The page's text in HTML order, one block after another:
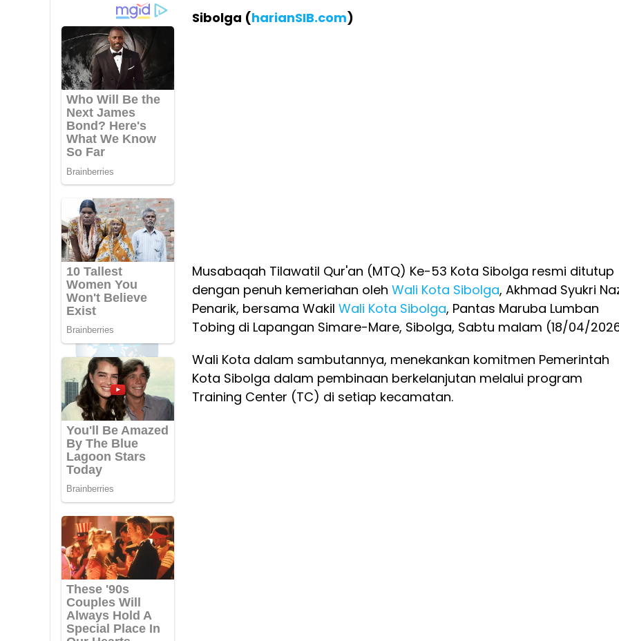
Sibolga (harianSIB.com)
Musabaqah Tilawatil Qur'an (MTQ) Ke-53 Kota Sibolga resmi ditutup
dengan penuh kemeriahan oleh Wali Kota Sibolga, Akhmad Syukri
Penarik, bersama Wakil Wali Kota Sibolga, Pantas Maruba Lumban
Tobing di Lapangan Simare-Mare, Sibolga, Sabtu malam (18/04/
Wali Kota dalam sambutannya, menekankan komitmen Pemerintah
Kota Sibolga dalam pembinaan berkelanjutan melalui program
Training Center (TC) di setiap kecamatan.